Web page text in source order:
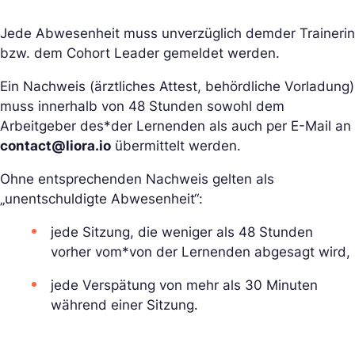
Jede Abwesenheit muss unverzüglich demder Trainerin
bzw. dem Cohort Leader gemeldet werden.
Ein Nachweis (ärztliches Attest, behördliche Vorladung)
muss innerhalb von 48 Stunden sowohl dem
Arbeitgeber des*der Lernenden als auch per E-Mail an
contact@liora.io übermittelt werden.
Ohne entsprechenden Nachweis gelten als
„unentschuldigte Abwesenheit“:
jede Sitzung, die weniger als 48 Stunden
vorher vom*von der Lernenden abgesagt wird,
jede Verspätung von mehr als 30 Minuten
während einer Sitzung.